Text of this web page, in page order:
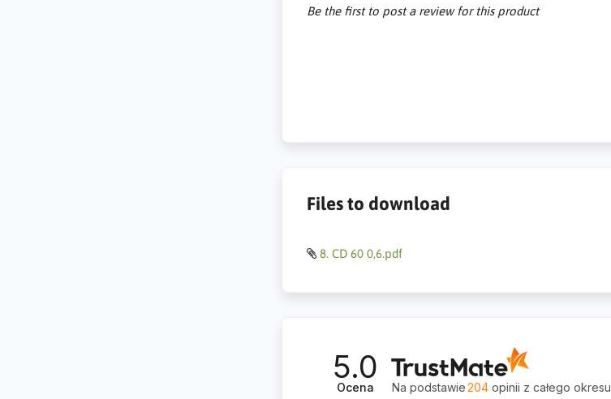
Be the first to post a review for this product
Files to download
8. CD 60 0,6.pdf
5.0
Ocena Na podstawie 204 opinii z całego okresu